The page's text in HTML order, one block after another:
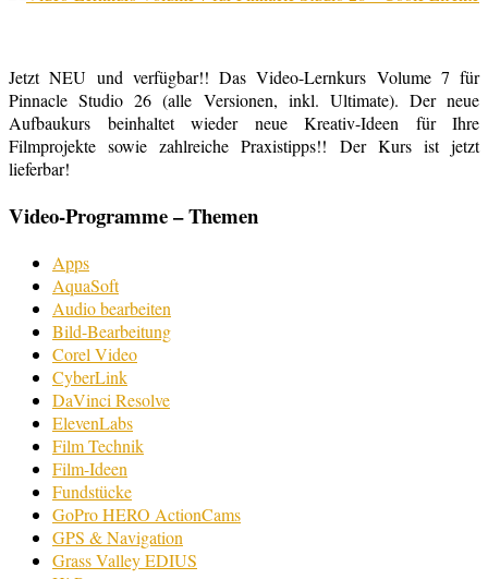
Jetzt NEU und verfügbar!! Das Video-Lernkurs Volume 7 für
Pinnacle Studio 26 (alle Versionen, inkl. Ultimate). Der neue
Aufbaukurs beinhaltet wieder neue Kreativ-Ideen für Ihre
Filmprojekte sowie zahlreiche Praxistipps!! Der Kurs ist jetzt
lieferbar!
Video-Programme – Themen
Apps
AquaSoft
Audio bearbeiten
Bild-Bearbeitung
Corel Video
CyberLink
DaVinci Resolve
ElevenLabs
Film Technik
Film-Ideen
Fundstücke
GoPro HERO ActionCams
GPS & Navigation
Grass Valley EDIUS